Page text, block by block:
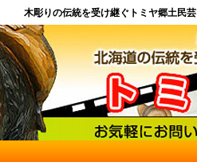
木彫りの伝統を受け継ぐトミヤ郷土民芸